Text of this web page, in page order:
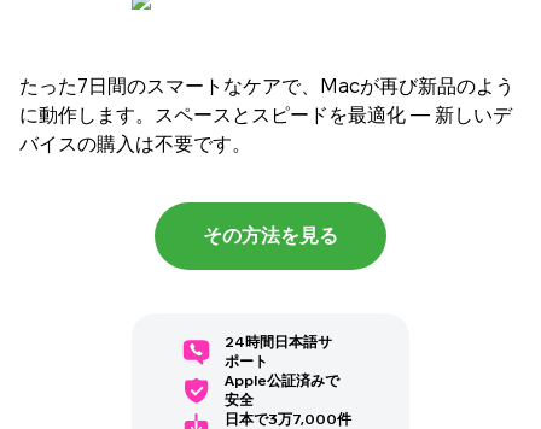
たった7日間のスマートなケアで、Macが再び新品のよう
に動作します。スペースとスピードを最適化 — 新しいデ
バイスの購入は不要です。
その方法を見る
24時間日本語サ
ポート
Apple公証済みで
安全
日本で3万7,000件